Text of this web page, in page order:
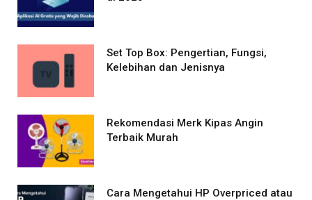
Set Top Box: Pengertian, Fungsi,
Kelebihan dan Jenisnya
Rekomendasi Merk Kipas Angin
Terbaik Murah
Cara Mengetahui HP Overpriced atau